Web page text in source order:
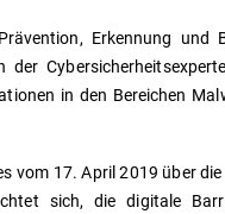
Erkennung und
in den Bereichen
vom 17. April 2019 über
sich, die digitale